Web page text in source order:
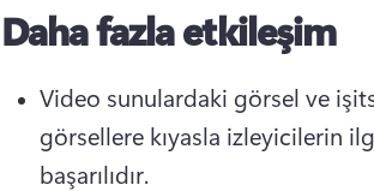
Daha fazla etkileşim
Video sunulardaki görsel ve
görsellere kıyasla izleyicilerin
başarılıdır.